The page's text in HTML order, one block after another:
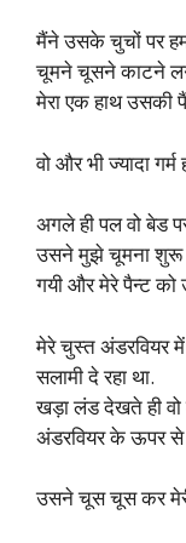
मैंने उसके चुचों पर
चूमने चूसने काटने
मेरा एक हाथ
वो और भी ज्यादा
अगले ही पल वो बेड
उसने मुझे चूमना शुरू
गयी और मेरे पैन्ट को
मेरे चुस्त अंडरवियर
सलामी दे रहा था.
खड़ा लंड देखते ही
अंडरवियर के ऊपर
उसने चूस चूस कर